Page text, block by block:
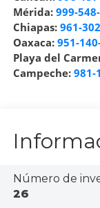
Mérida: 999-
Chiapas: 961-
Oaxaca: 951-
Playa del
Campeche: 981-
Número de
26